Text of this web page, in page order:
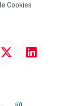
Cookies
Linkedin